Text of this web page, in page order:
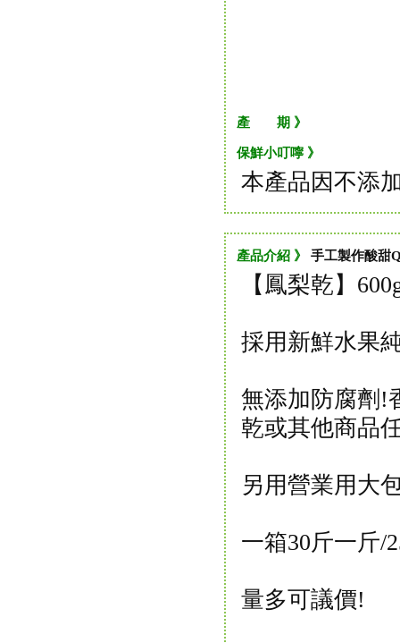
產 期 》
保鮮小叮嚀 》
本產品因不添
產品介紹 》 手工製作酸甜
【鳳梨乾】
採用新鮮水果
無添加防腐劑!
乾或其他商品
另用營業用大
一箱30斤一斤/
量多可議價!